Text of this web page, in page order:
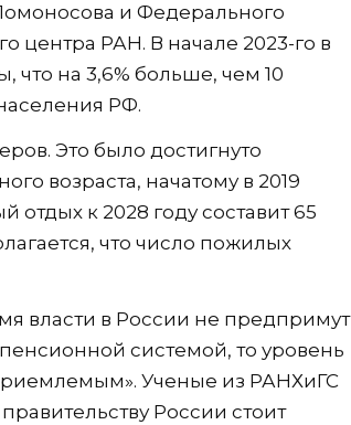
и Федерального
центра РАН. В начале 2023-го в
что на 3,6% больше, чем 10
РФ.
Это было достигнуто
возраста, начатому в 2019
отдых к 2028 году составит 65
что число пожилых
власти в России не предпримут
системой, то уровень
Ученые из РАНХиГС
России стоит